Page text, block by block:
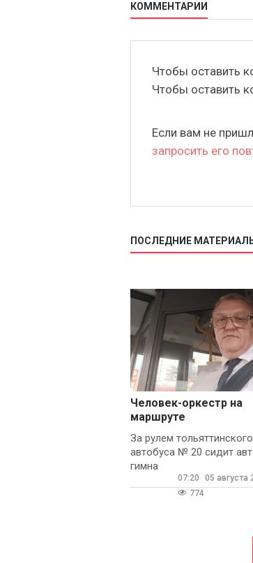
КОММЕНТАРИИ
Чтобы оставить
Чтобы оставить
Если вам не
запросить его
ПОСЛЕДНИЕ
Человек-оркестр на
маршруте
За рулем тольяттинского
автобуса № 20 сидит
гимна
07:20
05 августа
774